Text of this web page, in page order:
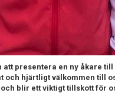
presentera en ny åkare
och hjärtligt välkommen till
blir ett viktigt tillskott för